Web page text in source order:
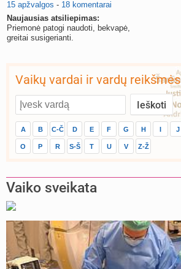
15 apžvalgos - 18 komentarai
Naujausias atsiliepimas:
Priemonė patogi naudoti, bekvapė,
greitai susigerianti.
Vaikų vardai ir vardų reikšmės
A B C-Č D E F G H J
O P R S-Š T U V Z-Ž
Vaiko sveikata